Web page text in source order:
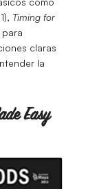
Timing for
claras
la
Easy